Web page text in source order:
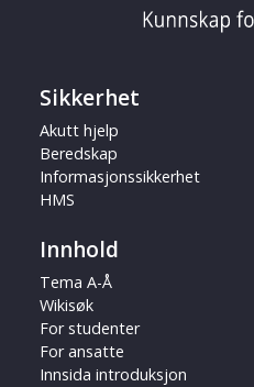
Sikkerhet
Akutt hjelp
Beredskap
Informasjonssikkerhet
HMS
Innhold
Tema A-Å
Wikisøk
For studenter
For ansatte
Innsida introduksjon